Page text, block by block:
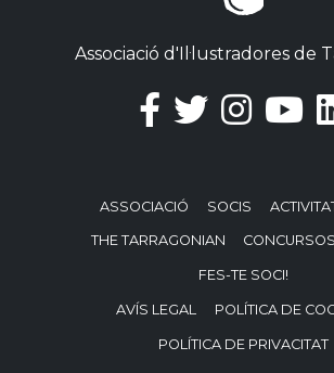
Associació d'Il·lustradores de
ASSOCIACIÓ SOCIS
THE TARRAGONIAN
FES-TE SOCI!
AVÍS LEGAL POLÍTICA DE
POLÍTICA DE PRIVACITAT